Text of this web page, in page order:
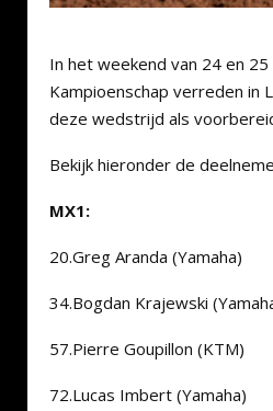
In het weekend van 24 en
Kampioenschap verreden in
deze wedstrijd als
Bekijk hieronder de
MX1:
20.Greg Aranda (Yamaha)
34.Bogdan Krajewski
57.Pierre Goupillon (KTM)
72.Lucas Imbert (Yamaha)